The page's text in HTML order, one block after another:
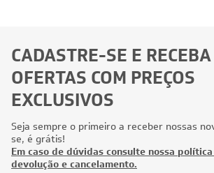
CADASTRE-SE E RECEBA
OFERTAS COM PREÇOS
EXCLUSIVOS
Seja sempre o primeiro a receber nossas
se, é grátis!
Em caso de dúvidas consulte nossa
devolução e cancelamento.